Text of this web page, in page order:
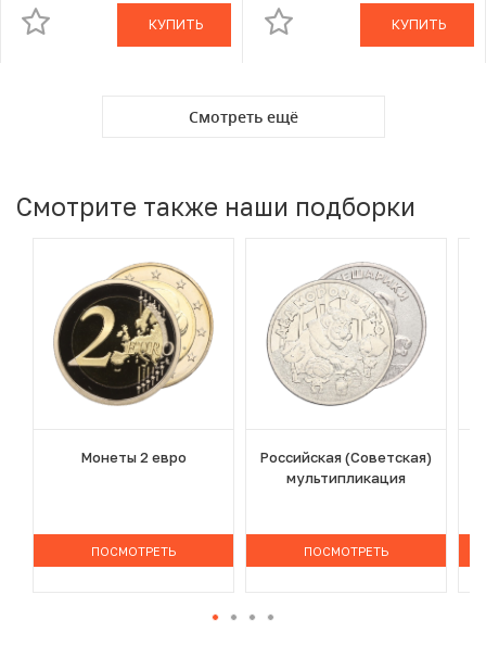
КУПИТЬ КУПИТЬ
Смотреть ещё
Смотрите также наши подборки
Монеты 2 евро
ПОСМОТРЕТЬ
Российская (Советская)
мультипликация
ПОСМОТРЕТЬ